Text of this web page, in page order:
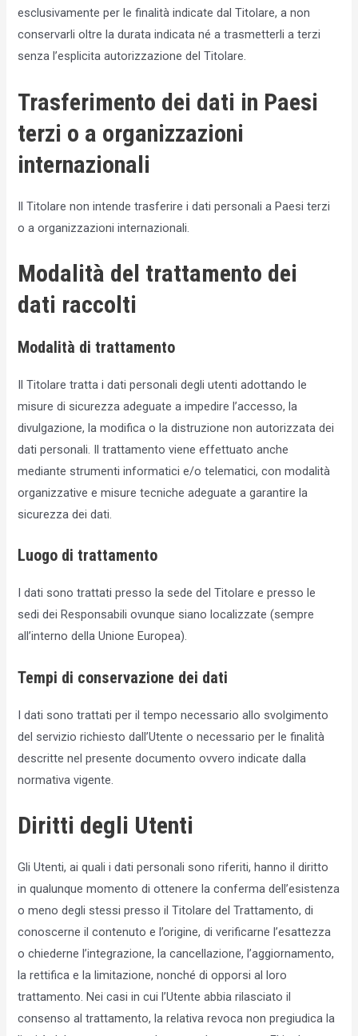
esclusivamente per le finalità indicate dal Titolare, a non
conservarli oltre la durata indicata né a trasmetterli a terzi
senza l’esplicita autorizzazione del Titolare.
Trasferimento dei dati in Paesi
terzi o a organizzazioni
internazionali
Il Titolare non intende trasferire i dati personali a Paesi terzi
o a organizzazioni internazionali.
Modalità del trattamento dei
dati raccolti
Modalità di trattamento
Il Titolare tratta i dati personali degli utenti adottando le
misure di sicurezza adeguate a impedire l’accesso, la
divulgazione, la modifica o la distruzione non autorizzata dei
dati personali. Il trattamento viene effettuato anche
mediante strumenti informatici e/o telematici, con modalità
organizzative e misure tecniche adeguate a garantire la
sicurezza dei dati.
Luogo di trattamento
I dati sono trattati presso la sede del Titolare e presso le
sedi dei Responsabili ovunque siano localizzate (sempre
all’interno della Unione Europea).
Tempi di conservazione dei dati
I dati sono trattati per il tempo necessario allo svolgimento
del servizio richiesto dall’Utente o necessario per le finalità
descritte nel presente documento ovvero indicate dalla
normativa vigente.
Diritti degli Utenti
Gli Utenti, ai quali i dati personali sono riferiti, hanno il diritto
in qualunque momento di ottenere la conferma dell’esistenza
o meno degli stessi presso il Titolare del Trattamento, di
conoscerne il contenuto e l’origine, di verificarne l’esattezza
o chiederne l’integrazione, la cancellazione, l’aggiornamento,
la rettifica e la limitazione, nonché di opporsi al loro
trattamento. Nei casi in cui l’Utente abbia rilasciato il
consenso al trattamento, la relativa revoca non pregiudica la